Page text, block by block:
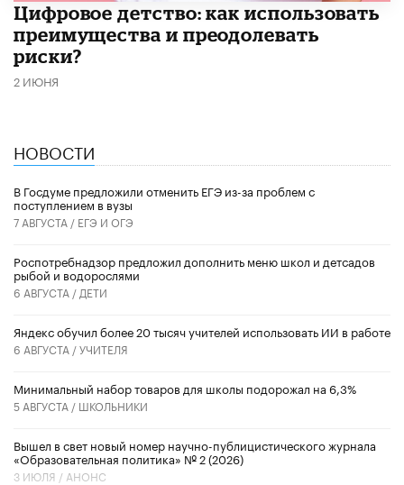
​Цифровое детство: как использовать
преимущества и преодолевать
риски?
2 ИЮНЯ
НОВОСТИ
В Госдуме предложили отменить ЕГЭ из-за проблем с
поступлением в вузы
7 АВГУСТА / ЕГЭ И ОГЭ
Роспотребнадзор предложил дополнить меню школ и детсадов
рыбой и водорослями
6 АВГУСТА / ДЕТИ
​Яндекс обучил более 20 тысяч учителей использовать ИИ в работе
6 АВГУСТА /УЧИТЕЛЯ
Минимальный набор товаров для школы подорожал на 6,3%
5 АВГУСТА / ШКОЛЬНИКИ
Вышел в свет новый номер научно-публицистического журнала
«Образовательная политика» № 2 (2026)
3 ИЮЛЯ / АНОНС